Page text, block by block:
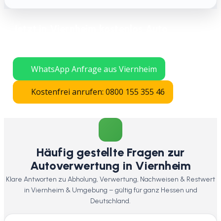
WhatsApp Anfrage aus Viernheim
Kostenfrei anrufen: 0800 155 355 46
Häufig gestellte Fragen zur
Autoverwertung in Viernheim
Klare Antworten zu Abholung, Verwertung, Nachweisen & Restwert
in Viernheim & Umgebung – gültig für ganz Hessen und
Deutschland.